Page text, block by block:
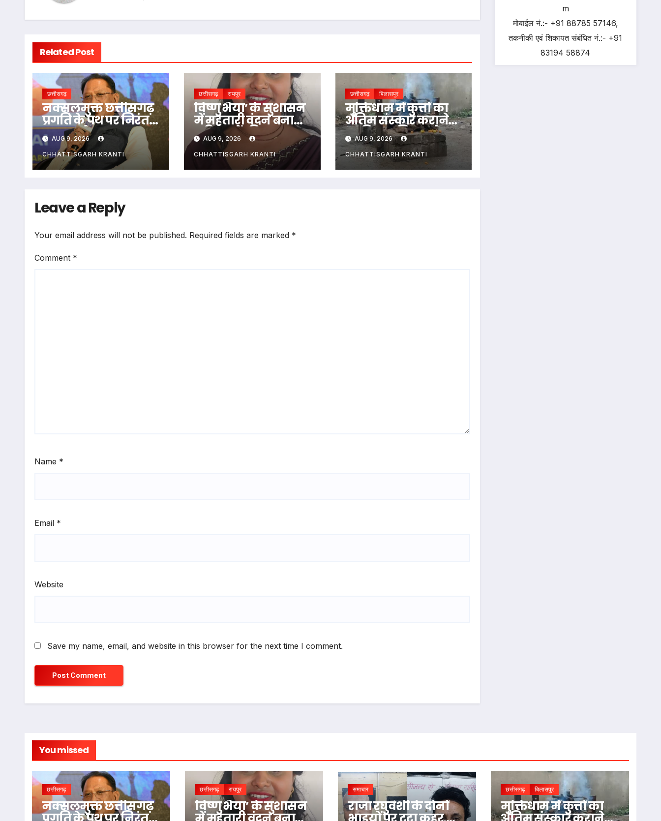
Related Post
छत्तीसगढ़
नक्सलमुक्त छत्तीसगढ़
प्रगति के पथ पर निरंतर
अग्रसर हो रहा
-मुख्यमंत्री साय
AUG 9, 2026
CHHATTISGARH KRANTI
छत्तीसगढ़ रायपुर
विष्णु भैया’ के सुशासन
में महतारी वंदन बना
महिलाओं की
आत्मनिर्भरता का
आधार
AUG 9, 2026
CHHATTISGARH KRANTI
छत्तीसगढ़ बिलासपुर
मुक्तिधाम में कुत्तों का
अंतिम संस्कार कराने
पर विवाद, निगम ने
कर्मचारी को हटाया
AUG 9, 2026
CHHATTISGARH KRANTI
Leave a Reply
Your email address will not be published. Required fields are marked *
Comment *
Name *
Email *
Website
Save my name, email, and website in this browser for the next time I comment.
m
मोबाईल नं.:- +91 88785 57146,
तकनीकी एवं शिकायत संबंधित नं.:- +91
83194 58874
You missed
छत्तीसगढ़
नक्सलमुक्त छत्तीसगढ़
छत्तीसगढ़ रायपुर
विष्णु भैया’ के सुशासन
समाचार
राजा रघुवंशी के दोनों
छत्तीसगढ़ बिलासपुर
मुक्तिधाम में कुत्तों का